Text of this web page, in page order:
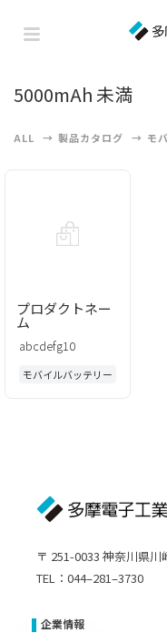
5000mAh 未満
ALL 製品カタログ モ
プロダクトネー
ム
abcdefg10
モバイルバッテリー
〒 251-0033 神奈川県
TEL：044–281–3730
企業情報